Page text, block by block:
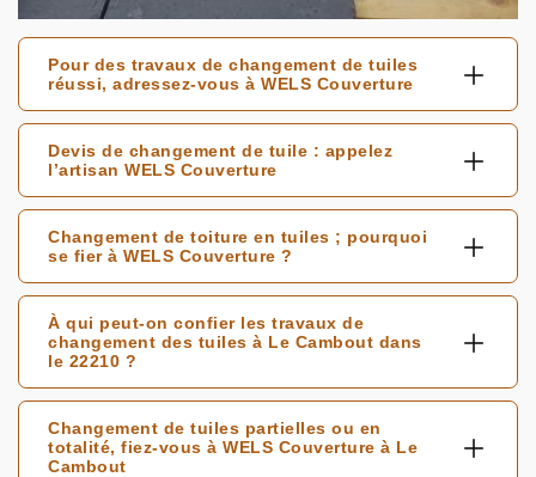
Pour des travaux de changement de tuiles
réussi, adressez-vous à WELS Couverture
Devis de changement de tuile : appelez
l’artisan WELS Couverture
Changement de toiture en tuiles ; pourquoi
se fier à WELS Couverture ?
À qui peut-on confier les travaux de
changement des tuiles à Le Cambout dans
le 22210 ?
Changement de tuiles partielles ou en
totalité, fiez-vous à WELS Couverture à Le
Cambout